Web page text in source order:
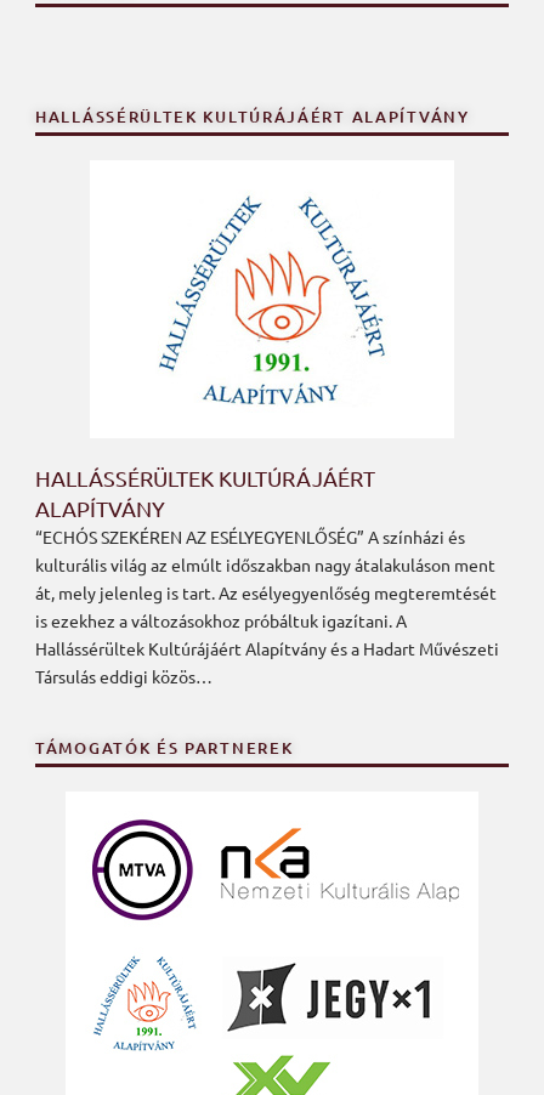
HALLÁSSÉRÜLTEK KULTÚRÁJÁÉRT ALAPÍTVÁNY
HALLÁSSÉRÜLTEK KULTÚRÁJÁÉRT
ALAPÍTVÁNY
“ECHÓS SZEKÉREN AZ ESÉLYEGYENLŐSÉG” A színházi és
kulturális világ az elmúlt időszakban nagy átalakuláson ment
át, mely jelenleg is tart. Az esélyegyenlőség megteremtését
is ezekhez a változásokhoz próbáltuk igazítani. A
Hallássérültek Kultúrájáért Alapítvány és a Hadart Művészeti
Társulás eddigi közös…
TÁMOGATÓK ÉS PARTNEREK